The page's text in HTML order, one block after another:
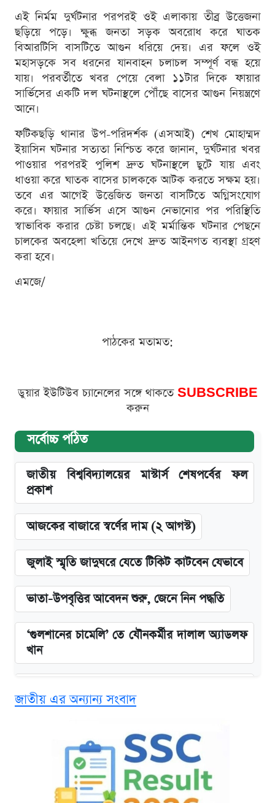
এই নির্মম দুর্ঘটনার পরপরই ওই এলাকায় তীব্র উত্তেজনা
ছড়িয়ে পড়ে। ক্ষুব্ধ জনতা সড়ক অবরোধ করে ঘাতক
বিআরটিসি বাসটিতে আগুন ধরিয়ে দেয়। এর ফলে ওই
মহাসড়কে সব ধরনের যানবাহন চলাচল সম্পূর্ণ বন্ধ হয়ে
যায়। পরবর্তীতে খবর পেয়ে বেলা ১১টার দিকে ফায়ার
সার্ভিসের একটি দল ঘটনাস্থলে পৌঁছে বাসের আগুন নিয়ন্ত্রণে
আনে।
ফটিকছড়ি থানার উপ-পরিদর্শক (এসআই) শেখ মোহাম্মদ
ইয়াসিন ঘটনার সত্যতা নিশ্চিত করে জানান, দুর্ঘটনার খবর
পাওয়ার পরপরই পুলিশ দ্রুত ঘটনাস্থলে ছুটে যায় এবং
ধাওয়া করে ঘাতক বাসের চালককে আটক করতে সক্ষম হয়।
তবে এর আগেই উত্তেজিত জনতা বাসটিতে অগ্নিসংযোগ
করে। ফায়ার সার্ভিস এসে আগুন নেভানোর পর পরিস্থিতি
স্বাভাবিক করার চেষ্টা চলছে। এই মর্মান্তিক ঘটনার পেছনে
চালকের অবহেলা খতিয়ে দেখে দ্রুত আইনগত ব্যবস্থা গ্রহণ
করা হবে।
এমজে/
পাঠকের মতামত:
ডুয়ার ইউটিউব চ্যানেলের সঙ্গে থাকতে SUBSCRIBE
করুন
সর্বোচ্চ পঠিত
জাতীয় বিশ্ববিদ্যালয়ের মাস্টার্স শেষপর্বের ফল
প্রকাশ
আজকের বাজারে স্বর্ণের দাম (২ আগস্ট)
জুলাই স্মৃতি জাদুঘরে যেতে টিকিট কাটবেন যেভাবে
ভাতা-উপবৃত্তির আবেদন শুরু, জেনে নিন পদ্ধতি
‘গুলশানের চামেলি’ তে যৌনকর্মীর দালাল অ্যাডলফ
খান
দাম ও ফিচার
কবে শুরু হচ্ছে ঢাবির ভর্তি আবেদন, জানাল কর্তৃপক্ষ
নবম জাতীয় পে-স্কেল নিয়ে সর্বশেষ যা জানা গেল
জাতীয় এর অন্যান্য সংবাদ